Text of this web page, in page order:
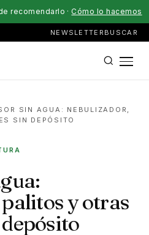
recomendarlo · Cómo lo hacemos
NEWSLETTER BUSCAR
SIN AGUA: NEBULIZADOR,
SIN DEPÓSITO
y otras